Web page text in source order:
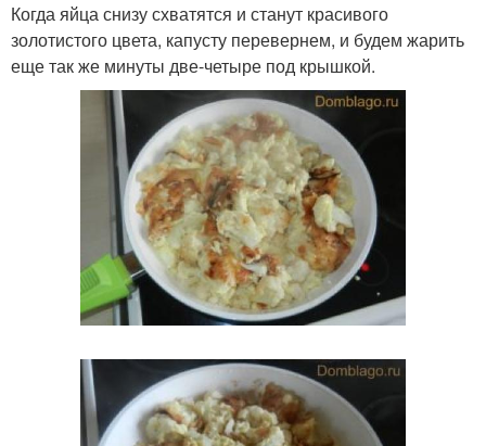
Когда яйца снизу схватятся и станут красивого
золотистого цвета, капусту перевернем, и будем жарить
еще так же минуты две-четыре под крышкой.